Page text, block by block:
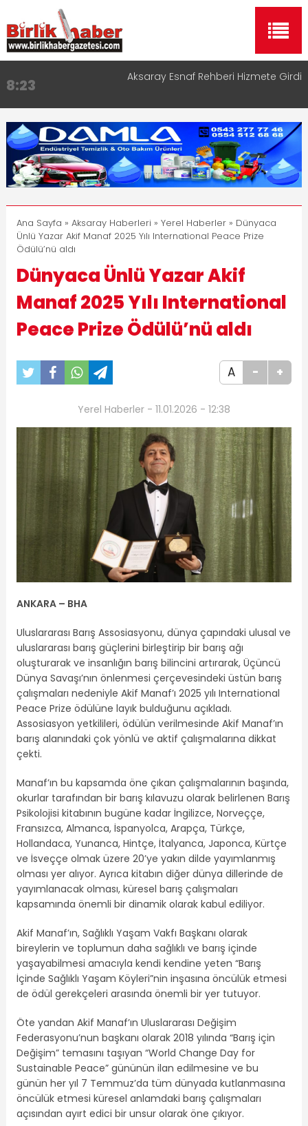
8:23 Aksaray Esnaf Rehberi Hizmete Girdi
11:30
Birlikhaber.com Yayın Hayatına Başladı | Hızlı ve
Akıllı Haber Platformu
13:33 Taşımacılıkta Dijital Devrim: Rota Sepetim
17:15
Aksaray OSB Bölge Müdürü Makam Koltuğunu
Çocuklara Bıraktı
16:00
Aksaray Esnaf Rehberi ile Google ve Yapay Zeka
Aramalarında Öne Çıkın
Ana Sayfa » Aksaray Haberleri » Yerel Haberler» Dünyaca
Ünlü Yazar Akif Manaf 2025 Yılı International Peace Prize
Ödülü’nü aldı
Dünyaca Ünlü Yazar Akif
Manaf 2025 Yılı International
Peace Prize Ödülü’nü aldı
A - +
Yerel Haberler - 11.01.2026 - 12:38
ANKARA – BHA
Uluslararası Barış Assosiasyonu, dünya çapındaki ulusal ve
uluslararası barış güçlerini birleştirip bir barış ağı
oluşturarak ve insanlığın barış bilincini artırarak, Üçüncü
Dünya Savaşı’nın önlenmesi çerçevesindeki üstün barış
çalışmaları nedeniyle Akif Manaf’ı 2025 yılı International
Peace Prize ödülüne layık bulduğunu açıkladı.
Assosiasyon yetkilileri, ödülün verilmesinde Akif Manaf’ın
barış alanındaki çok yönlü ve aktif çalışmalarına dikkat
çekti.
Manaf’ın bu kapsamda öne çıkan çalışmalarının başında,
okurlar tarafından bir barış kılavuzu olarak belirlenen Barış
Psikolojisi kitabının bugüne kadar İngilizce, Norveççe,
Fransızca, Almanca, İspanyolca, Arapça, Türkçe,
Hollandaca, Yunanca, Hintçe, İtalyanca, Japonca, Kürtçe
ve İsveççe olmak üzere 20’ye yakın dilde yayımlanmış
olması yer alıyor. Ayrıca kitabın diğer dünya dillerinde de
yayımlanacak olması, küresel barış çalışmaları
kapsamında önemli bir dinamik olarak kabul ediliyor.
Akif Manaf’ın, Sağlıklı Yaşam Vakfı Başkanı olarak
bireylerin ve toplumun daha sağlıklı ve barış içinde
yaşayabilmesi amacıyla kendi kendine yeten “Barış
İçinde Sağlıklı Yaşam Köyleri”nin inşasına öncülük etmesi
de ödül gerekçeleri arasında önemli bir yer tutuyor.
Öte yandan Akif Manaf’ın Uluslararası Değişim
Federasyonu’nun başkanı olarak 2018 yılında “Barış için
Değişim” temasını taşıyan “World Change Day for
Sustainable Peace” gününün ilan edilmesine ve bu
günün her yıl 7 Temmuz’da tüm dünyada kutlanmasına
öncülük etmesi küresel anlamdaki barış çalışmaları
açısından ayırt edici bir unsur olarak öne çıkıyor.